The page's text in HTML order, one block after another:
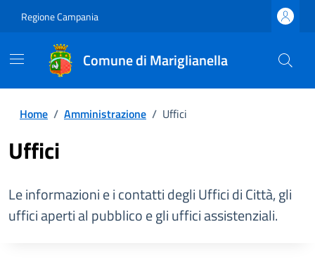
Regione Campania
Comune di Mariglianella
Home / Amministrazione / Uffici
Uffici
Le informazioni e i contatti degli Uffici di Città, gli
uffici aperti al pubblico e gli uffici assistenziali.